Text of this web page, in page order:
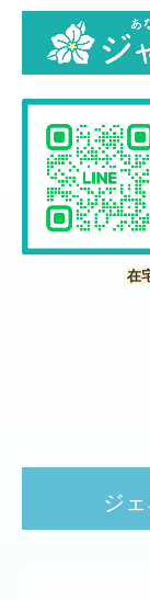
処方箋の受付
ジェネリック医
交通案内
在
ジ